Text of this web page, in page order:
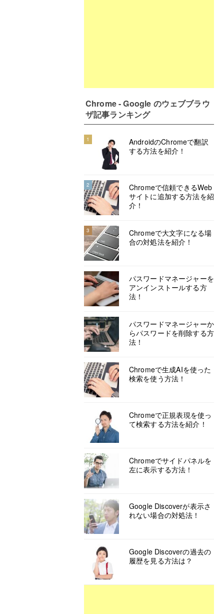
Chrome - Google のウェブブラウ
ザ記事ランキング
1
AndroidのChromeで翻訳
する方法を紹介！
2
Chromeで信頼できるWeb
サイトに追加する方法を紹
介！
3
Chromeで大文字になる場
合の対処法を紹介！
パスワードマネージャーを
アンインストールする方
法！
パスワードマネージャーか
らパスワードを削除する方
法！
Chromeで生成AIを使った
検索を使う方法！
Chromeで正規表現を使っ
て検索する方法を紹介！
Chromeでサイドパネルを
左に表示する方法！
Google Discoverが表示さ
れない場合の対処法！
Google Discoverの過去の
履歴を見る方法は？